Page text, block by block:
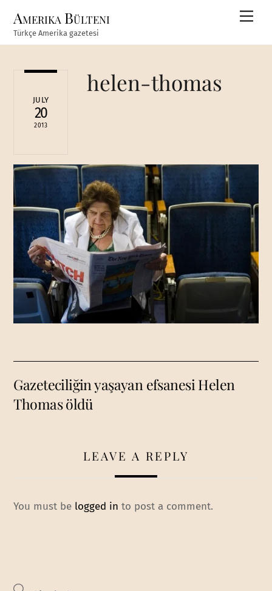
content
Amerika Bülteni
Türkçe Amerika gazetesi
JULY
20
2013
helen-thomas
Gazeteciliğin yaşayan efsanesi Helen
Thomas öldü
LEAVE A REPLY
You must be logged in to post a comment.